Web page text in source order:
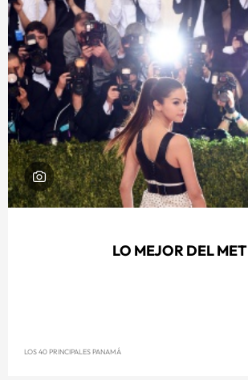
LO MEJOR DEL MET
LOS 40 PRINCIPALES PANAMÁ